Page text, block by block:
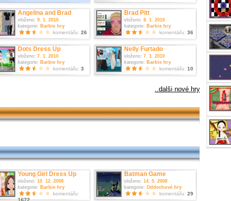
Angelina and Brad
vloženo: 9. 1. 2010
kategorie: Barbie hry
komentářu: 26
Brad Pitt
vloženo: 8. 1. 2010
kategorie: Barbie hry
komentářu: 36
Dots Dress Up
vloženo: 7. 1. 2010
kategorie: Barbie hry
komentářu: 3
Nelly Furtado
vloženo: 7. 1. 2010
kategorie: Barbie hry
komentářu: 10
..dalši nové hry
Young Girl Dress Up
vloženo: 10. 12. 2008
kategorie: Barbie hry
komentářu:
1672
Batman Game
vloženo: 14. 5. 2008
kategorie: Oddechové hry
komentářu: 29